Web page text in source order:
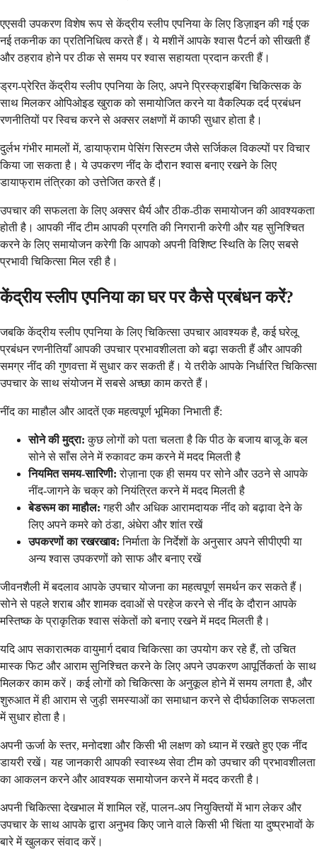
एएसवी उपकरण विशेष रूप से केंद्रीय स्लीप एपनिया के लिए डिज़ाइन की गई एक
नई तकनीक का प्रतिनिधित्व करते हैं। ये मशीनें आपके श्वास पैटर्न को सीखती हैं
और ठहराव होने पर ठीक से समय पर श्वास सहायता प्रदान करती हैं।
ड्रग-प्रेरित केंद्रीय स्लीप एपनिया के लिए, अपने प्रिस्क्राइबिंग चिकित्सक के
साथ मिलकर ओपिओइड खुराक को समायोजित करने या वैकल्पिक दर्द प्रबंधन
रणनीतियों पर स्विच करने से अक्सर लक्षणों में काफी सुधार होता है।
दुर्लभ गंभीर मामलों में, डायाफ्राम पेसिंग सिस्टम जैसे सर्जिकल विकल्पों पर विचार
किया जा सकता है। ये उपकरण नींद के दौरान श्वास बनाए रखने के लिए
डायाफ्राम तंत्रिका को उत्तेजित करते हैं।
उपचार की सफलता के लिए अक्सर धैर्य और ठीक-ठीक समायोजन की आवश्यकता
होती है। आपकी नींद टीम आपकी प्रगति की निगरानी करेगी और यह सुनिश्चित
करने के लिए समायोजन करेगी कि आपको अपनी विशिष्ट स्थिति के लिए सबसे
प्रभावी चिकित्सा मिल रही है।
केंद्रीय स्लीप एपनिया का घर पर कैसे प्रबंधन करें?
जबकि केंद्रीय स्लीप एपनिया के लिए चिकित्सा उपचार आवश्यक है, कई घरेलू
प्रबंधन रणनीतियाँ आपकी उपचार प्रभावशीलता को बढ़ा सकती हैं और आपकी
समग्र नींद की गुणवत्ता में सुधार कर सकती हैं। ये तरीके आपके निर्धारित चिकित्सा
उपचार के साथ संयोजन में सबसे अच्छा काम करते हैं।
नींद का माहौल और आदतें एक महत्वपूर्ण भूमिका निभाती हैं:
सोने की मुद्रा: कुछ लोगों को पता चलता है कि पीठ के बजाय बाजू के बल
सोने से साँस लेने में रुकावट कम करने में मदद मिलती है
नियमित समय-सारिणी: रोज़ाना एक ही समय पर सोने और उठने से आपके
नींद-जागने के चक्र को नियंत्रित करने में मदद मिलती है
बेडरूम का माहौल: गहरी और अधिक आरामदायक नींद को बढ़ावा देने के
लिए अपने कमरे को ठंडा, अंधेरा और शांत रखें
उपकरणों का रखरखाव: निर्माता के निर्देशों के अनुसार अपने सीपीएपी या
अन्य श्वास उपकरणों को साफ और बनाए रखें
जीवनशैली में बदलाव आपके उपचार योजना का महत्वपूर्ण समर्थन कर सकते हैं।
सोने से पहले शराब और शामक दवाओं से परहेज करने से नींद के दौरान आपके
मस्तिष्क के प्राकृतिक श्वास संकेतों को बनाए रखने में मदद मिलती है।
यदि आप सकारात्मक वायुमार्ग दबाव चिकित्सा का उपयोग कर रहे हैं, तो उचित
मास्क फिट और आराम सुनिश्चित करने के लिए अपने उपकरण आपूर्तिकर्ता के साथ
मिलकर काम करें। कई लोगों को चिकित्सा के अनुकूल होने में समय लगता है, और
शुरुआत में ही आराम से जुड़ी समस्याओं का समाधान करने से दीर्घकालिक सफलता
में सुधार होता है।
अपनी ऊर्जा के स्तर, मनोदशा और किसी भी लक्षण को ध्यान में रखते हुए एक नींद
डायरी रखें। यह जानकारी आपकी स्वास्थ्य सेवा टीम को उपचार की प्रभावशीलता
का आकलन करने और आवश्यक समायोजन करने में मदद करती है।
अपनी चिकित्सा देखभाल में शामिल रहें, पालन-अप नियुक्तियों में भाग लेकर और
उपचार के साथ आपके द्वारा अनुभव किए जाने वाले किसी भी चिंता या दुष्प्रभावों के
बारे में खुलकर संवाद करें।